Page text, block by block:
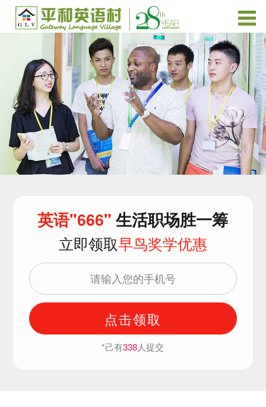
英语"666"生活职场胜一筹
立即领取早鸟奖学优惠
点击领取
*己有338人提交